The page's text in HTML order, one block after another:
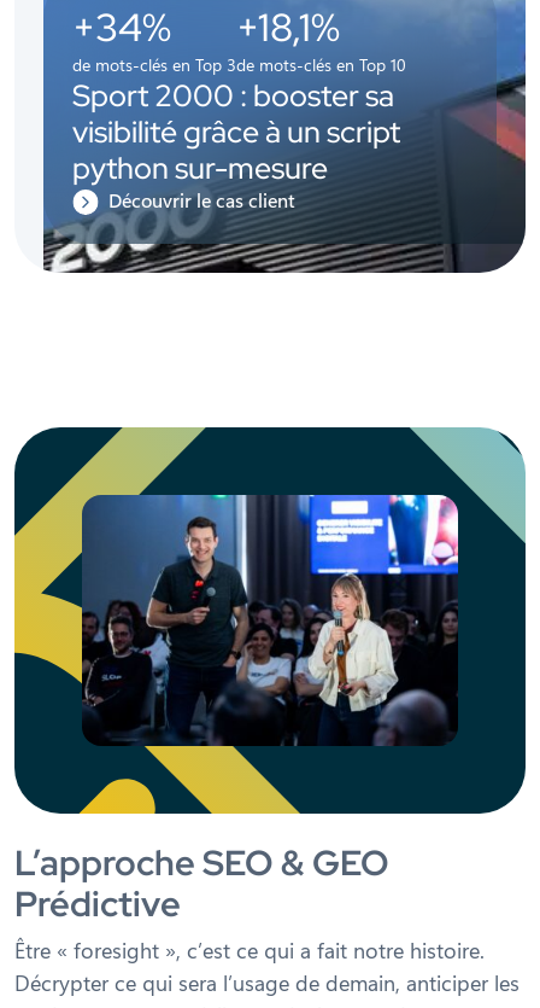
+34%
de mots-clés en Top 3
+18,1%
de mots-clés en Top 10
Sport 2000 : booster sa
visibilité grâce à un script
python sur-mesure
Découvrir le cas client
L’approche SEO & GEO
Prédictive
Être « foresight », c’est ce qui a fait notre histoire.
Décrypter ce qui sera l’usage de demain, anticiper les